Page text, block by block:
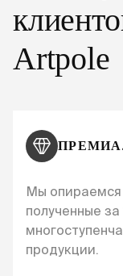
Artpole
Мы опираемся
полученные
продукции.